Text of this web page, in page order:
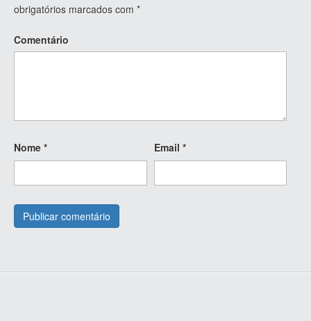
obrigatórios marcados com *
Comentário
Nome * Email *